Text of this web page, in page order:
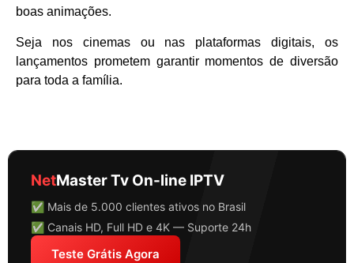
boas animações.
Seja nos cinemas ou nas plataformas digitais, os
lançamentos prometem garantir momentos de diversão
para toda a família.
NetMaster Tv On-line IPTV
✅ Mais de 5.000 clientes ativos no Brasil
✅ Canais HD, Full HD e 4K — Suporte 24h
Teste Grátis Agora